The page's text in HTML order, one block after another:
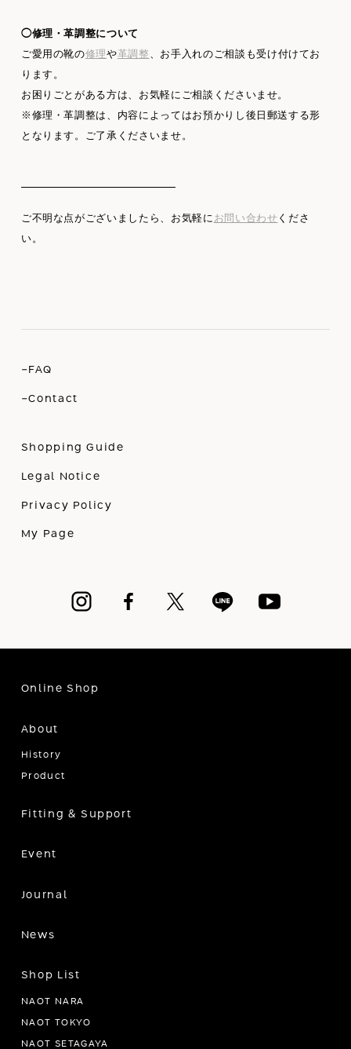
◯修理・革調整について
ご愛用の靴の修理や革調整 、お手入れのご相談も受け付けてお
ります。
お困りごとがある方は、お気軽にご相談くださいませ。
※修理・革調整は、内容によってはお預かりし後日郵送する形
となります。ご了承くださいませ。
ご不明な点がございましたら、お気軽に お問い合わせ くださ
い。
-FAQ
-Contact
Shopping Guide
Legal Notice
Privacy Policy
My Page
Online Shop
About
History
Product
Fitting & Support
Event
Journal
News
Shop List
NAOT NARA
NAOT TOKYO
NAOT SETAGAYA